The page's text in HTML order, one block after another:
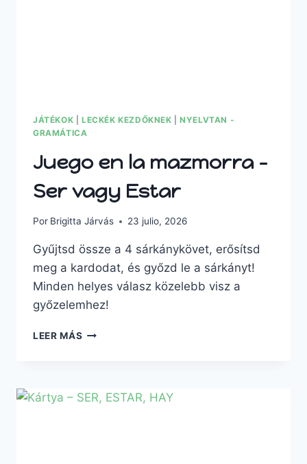
JÁTÉKOK LECKÉK KEZDŐKNEK |NYELVTAN -
GRAMÁTICA
Juego en la mazmorra –
Ser vagy Estar
Por Brigitta Járvás 23 julio, 2026
Gyűjtsd össze a 4 sárkánykövet, erősítsd
meg a kardodat, és győzd le a sárkányt!
Minden helyes válasz közelebb visz a
győzelemhez!
LEER MÁS